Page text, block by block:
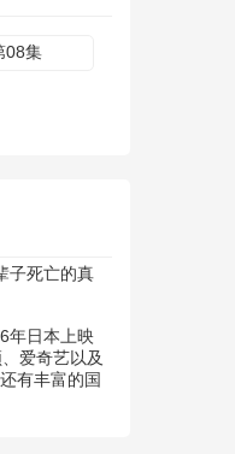
08集
子死亡的真
年日本上映
爱奇艺以及
有丰富的国